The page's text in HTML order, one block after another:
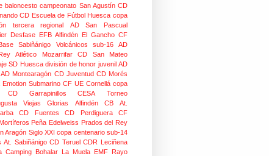
baloncesto campeonato San Agustín CD
CD Escuela de Fútbol Huesca copa
tercera regional
AD San Pascual
Desfase EFB Alfindén El Gancho CF
Sabiñánigo
Volcánicos sub-16
AD
Atlético Mozarrifar
CD San Mateo
SD Huesca división de honor juvenil AD
AD Montearagón CD Juventud CD Morés
Emotion Submarino CF UE Cornellá copa
CD Garrapinillos CESA
Torneo
Viejas Glorias Alfindén CB
At.
CD Fuentes CD Perdiguera
CF
Mortíferos Peña Edelweiss Prados del Rey
Aragón Siglo XXI copa centenario sub-14
At. Sabiñánigo CD Teruel CDR Leciñena
Camping Bohalar La Muela EMF Rayo